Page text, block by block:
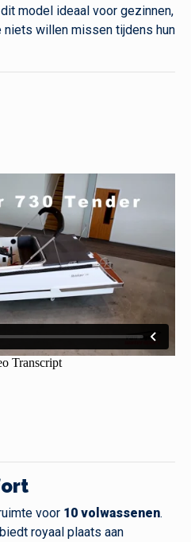
model ideaal voor gezinnen,
niets willen missen tijdens hun
voor 10 volwassenen.
royaal plaats aan